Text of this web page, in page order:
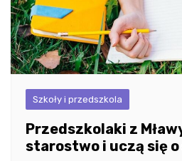
Szkoły i przedszkola
Przedszkolaki z
starostwo i uczą się